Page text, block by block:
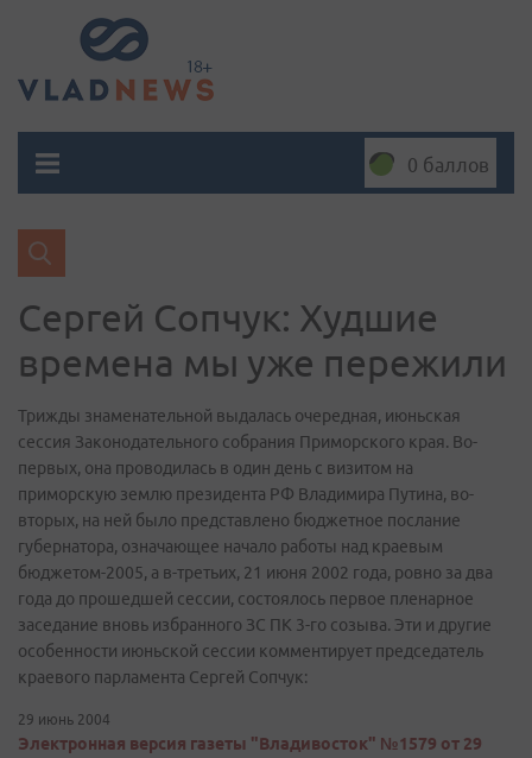
0 баллов
Сергей Сопчук: Худшие
времена мы уже пережили
Трижды знаменательной выдалась очередная, июньская
сессия Законодательного собрания Приморского края. Во-
первых, она проводилась в один день с визитом на
приморскую землю президента РФ Владимира Путина, во-
вторых, на ней было представлено бюджетное послание
губернатора, означающее начало работы над краевым
бюджетом-2005, а в-третьих, 21 июня 2002 года, ровно за два
года до прошедшей сессии, состоялось первое пленарное
заседание вновь избранного ЗС ПК 3-го созыва. Эти и другие
особенности июньской сессии комментирует председатель
краевого парламента Сергей Сопчук:
29 июнь 2004
Электронная версия газеты "Владивосток" №1579 от 29